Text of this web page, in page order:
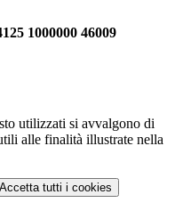
1000000 46009
utilizzati si avvalgono di
alle finalità illustrate nella
Accetta tutti i cookies